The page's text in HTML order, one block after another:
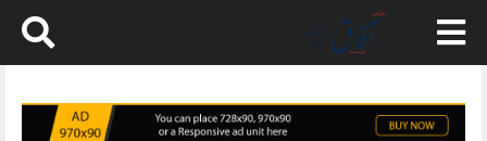
Skip
content